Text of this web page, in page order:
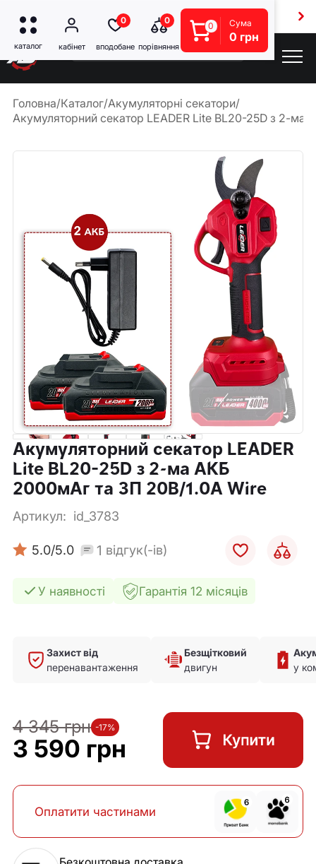
Безкоштовна доставка від 5000 грн
0 0
0 Сума
0 грн
Головна/Каталог/Акумуляторні секатори/
Акумуляторний секатор LEADER Lite BL20-25D з 2-
Акумуляторний секатор LEADER
Lite BL20-25D з 2-ма АКБ
2000мАг та ЗП 20В/1.0А Wire
Артикул: id_3783
5.0/5.0 1 відгук(-ів)
У наявності Гарантія 12 місяців
Захист від
перенавантаження
Безщітковий
двигун
у
4 345 грн -17%
3 590 грн
Оплатити частинами